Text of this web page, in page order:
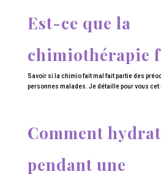
Est-ce que la
chimiothérapie
Savoir si la chimio fait mal fait partie des
personnes malades. Je détaille pour vous cet
Comment
pendant une